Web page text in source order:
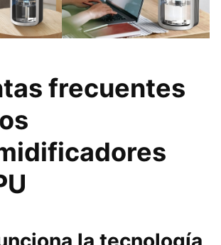
frecuentes